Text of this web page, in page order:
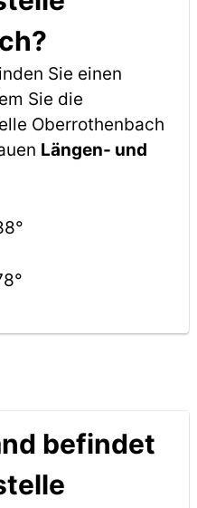
Sie einen
Sie die
Oberrothenbach
Längen- und
befindet